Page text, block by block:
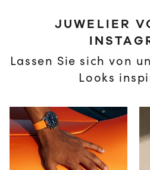
JUWELIER
Lassen Sie sich von
Looks